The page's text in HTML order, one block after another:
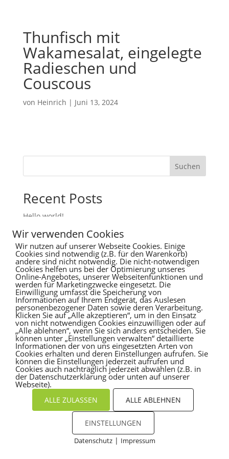
Thunfisch mit
Wakamesalat, eingelegte
Radieschen und
Couscous
von Heinrich | Juni 13, 2024
Suchen
Recent Posts
Hello world!
Recent Comments
Es sind keine Kommentare vorhanden.
Wir verwenden Cookies
Wir nutzen auf unserer Webseite Cookies. Einige
Cookies sind notwendig (z.B. für den Warenkorb)
andere sind nicht notwendig. Die nicht-notwendigen
Cookies helfen uns bei der Optimierung unseres
Online-Angebotes, unserer Webseitenfunktionen und
werden für Marketingzwecke eingesetzt. Die
Einwilligung umfasst die Speicherung von
Informationen auf Ihrem Endgerät, das Auslesen
personenbezogener Daten sowie deren Verarbeitung.
Klicken Sie auf „Alle akzeptieren“, um in den Einsatz
von nicht notwendigen Cookies einzuwilligen oder auf
„Alle ablehnen“, wenn Sie sich anders entscheiden. Sie
können unter „Einstellungen verwalten“ detaillierte
Informationen der von uns eingesetzten Arten von
Cookies erhalten und deren Einstellungen aufrufen. Sie
können die Einstellungen jederzeit aufrufen und
Cookies auch nachträglich jederzeit abwählen (z.B. in
der Datenschutzerklärung oder unten auf unserer
Webseite).
ALLE ZULASSEN ALLE ABLEHNEN
EINSTELLUNGEN
Datenschutz| Impressum